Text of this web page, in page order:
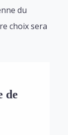
du
choix sera
de